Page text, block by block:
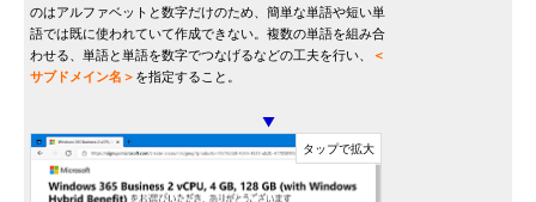
のはアルファベットと数字だけのため、簡単な単語や短い単
語では既に使われていて作成できない。複数の単語を組み合
わせる、単語と単語を数字でつなげるなどの工夫を行い、
＜
サブドメイン名＞ を指定すること。
▼